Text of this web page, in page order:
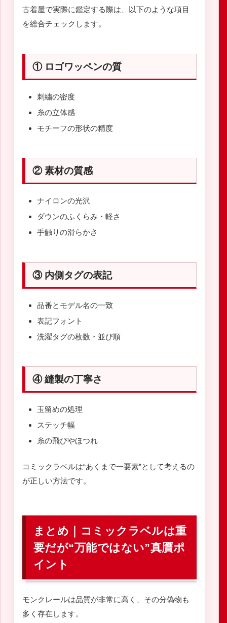
古着屋で実際に鑑定する際は、以下のような項目
を総合チェックします。
① ロゴワッペンの質
刺繍の密度
糸の立体感
モチーフの形状の精度
② 素材の質感
ナイロンの光沢
ダウンのふくらみ・軽さ
手触りの滑らかさ
③ 内側タグの表記
品番とモデル名の一致
表記フォント
洗濯タグの枚数・並び順
④ 縫製の丁寧さ
玉留めの処理
ステッチ幅
糸の飛びやほつれ
コミックラベルは“あくまで一要素”として考えるの
が正しい方法です。
まとめ｜コミックラベルは重
要だが“万能ではない”真贋ポ
イント
モンクレールは品質が非常に高く、その分偽物も
多く存在します。